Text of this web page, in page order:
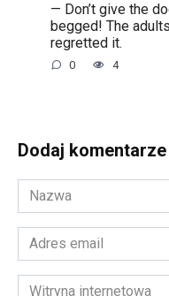
— Don’t give the
begged! The
regretted it.
0 4
Dodaj komentarze
Nazwa
*
Adres
email
*Witryna